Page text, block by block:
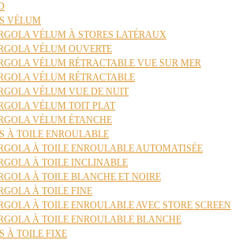
VÉLUM
VÉLUM À STORES LATÉRAUX
VÉLUM OUVERTE
VÉLUM RÉTRACTABLE VUE SUR MER
VÉLUM RÉTRACTABLE
VÉLUM VUE DE NUIT
VÉLUM TOIT PLAT
VÉLUM ÉTANCHE
À TOILE ENROULABLE
À TOILE ENROULABLE AUTOMATISÉE
À TOILE INCLINABLE
À TOILE BLANCHE ET NOIRE
À TOILE FINE
À TOILE ENROULABLE AVEC STORE SCREEN
À TOILE ENROULABLE BLANCHE
À TOILE FIXE